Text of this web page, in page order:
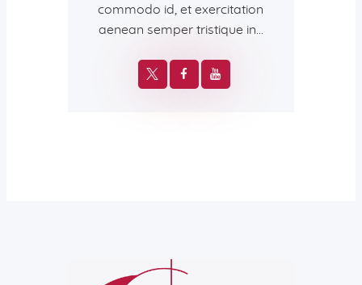
commodo id, et exercitation
aenean semper tristique in…